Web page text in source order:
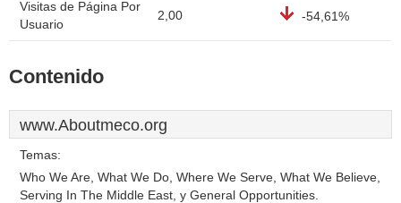
Visitas de Página Por
Usuario
2,00 -54,61%
Contenido
www.Aboutmeco.org
Temas:
Who We Are, What We Do, Where We Serve, What We Believe,
Serving In The Middle East, y General Opportunities.